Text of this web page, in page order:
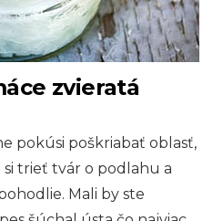
zvieratá
pokúsi poškriabať oblasť,
trieť tvár o podlahu a
Mali by ste